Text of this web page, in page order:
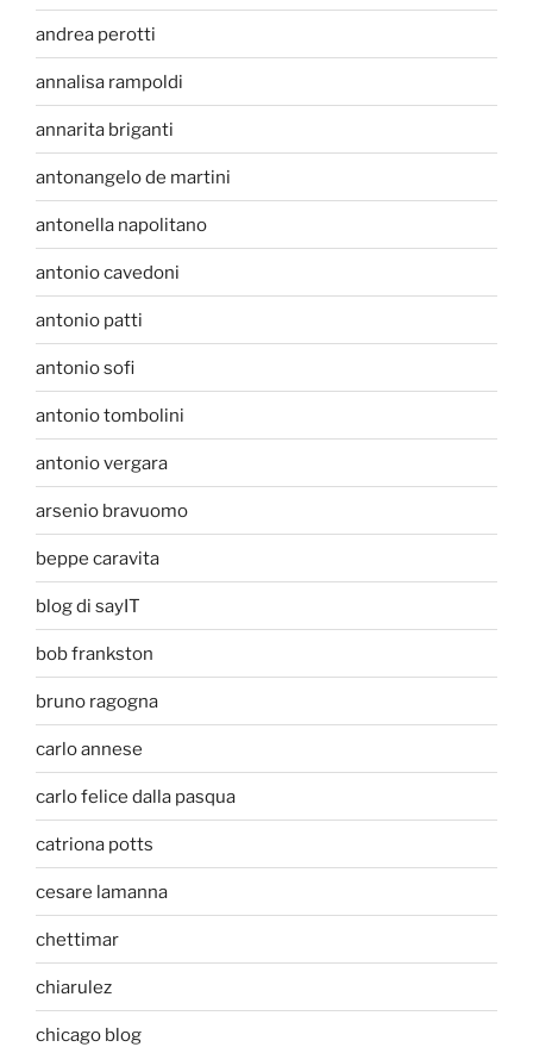
andrea perotti
annalisa rampoldi
annarita briganti
antonangelo de martini
antonella napolitano
antonio cavedoni
antonio patti
antonio sofi
antonio tombolini
antonio vergara
arsenio bravuomo
beppe caravita
blog di sayIT
bob frankston
bruno ragogna
carlo annese
carlo felice dalla pasqua
catriona potts
cesare lamanna
chettimar
chiarulez
chicago blog